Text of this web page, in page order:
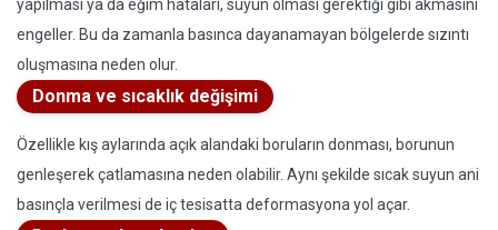
yapılması ya da eğim hataları, suyun olması gerektiği gibi akmasını
engeller. Bu da zamanla basınca dayanamayan bölgelerde sızıntı
oluşmasına neden olur.
Donma ve sıcaklık değişimi
Özellikle kış aylarında açık alandaki boruların donması, borunun
genleşerek çatlamasına neden olabilir. Aynı şekilde sıcak suyun ani
basınçla verilmesi de iç tesisatta deformasyona yol açar.